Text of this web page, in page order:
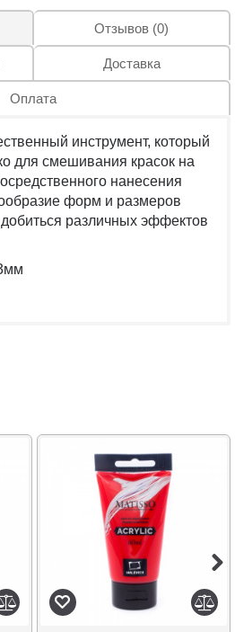
Отзывов (0)
Доставка
Оплата
инструмент, который
для смешивания красок на
нанесения
форм и размеров
различных эффектов